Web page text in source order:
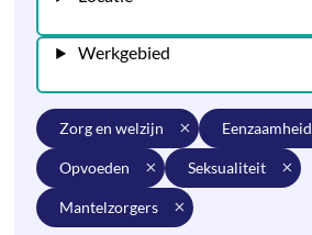
Werkgebied
zorg en welzijn eenzaamheid
opvoeden seksualiteit
mantelzorgers